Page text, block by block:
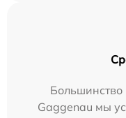
Большинство
Gaggenau мы